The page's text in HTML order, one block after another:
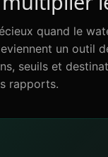
quand le
un outil
seuils et
rapports.